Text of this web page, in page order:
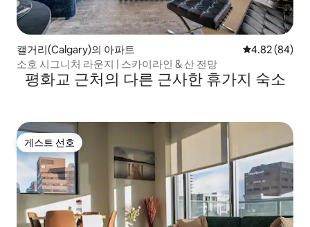
캘거리(Calgary)의 아파트 평점 4.82점(5
4.82 (84)
소호 시그니처 라운지 | 스카이라인 & 산 전망
평화교 근처의 다른 근사한 휴가지 숙소
게스트 선호
게스트 선호